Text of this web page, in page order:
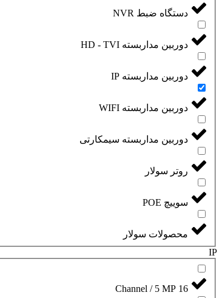
دستگاه ضبط NVR
دوربین مداربسته HD - TVI
دوربین مداربسته IP
دوربین مداربسته WIFI
دوربین مداربسته سیمکارتی
روتر سولار
سوییچ POE
محصولات سولار
IP
16 Channel / 5 MP